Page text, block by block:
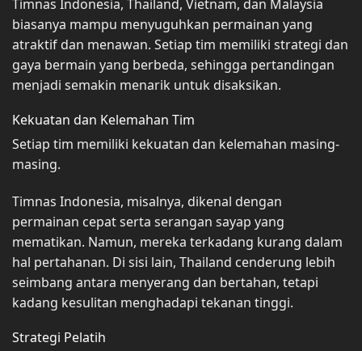
Timnas Indonesia, Thailand, Vietnam, dan Malaysia
biasanya mampu menyuguhkan permainan yang
atraktif dan menawan. Setiap tim memiliki strategi dan
gaya bermain yang berbeda, sehingga pertandingan
menjadi semakin menarik untuk disaksikan.
Kekuatan dan Kelemahan Tim
Setiap tim memiliki kekuatan dan kelemahan masing-
masing.
Timnas Indonesia, misalnya, dikenal dengan
permainan cepat serta serangan sayap yang
mematikan. Namun, mereka terkadang kurang dalam
hal pertahanan. Di sisi lain, Thailand cenderung lebih
seimbang antara menyerang dan bertahan, tetapi
kadang kesulitan menghadapi tekanan tinggi.
Strategi Pelatih